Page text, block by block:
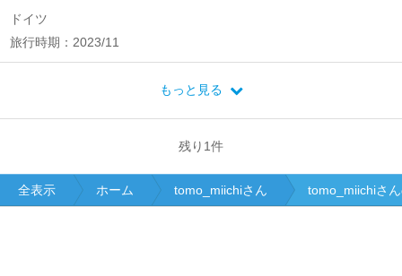
ドイツ
旅行時期：2023/11
もっと見る
残り 1件
全表示 ホーム tomo_miichiさん tomo_miichiさ